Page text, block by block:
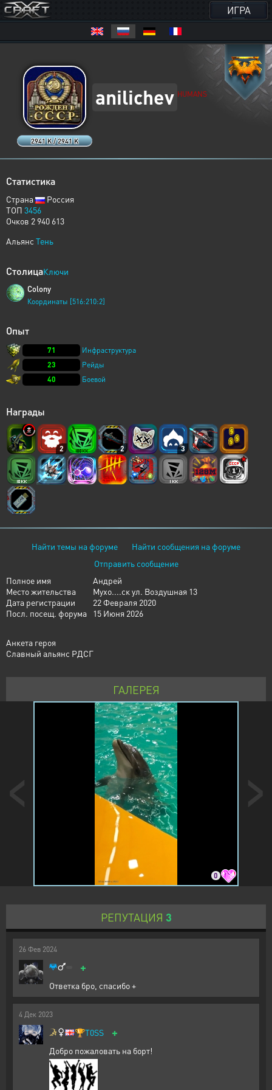
ИГРА
2941 K / 2941 K
anilichev HUMANS
Статистика
Страна
Россия
ТОП 3456
Очков 2 940 613
Альянс Тень
СтолицаКлючи
Colony
Координаты [516:210:2]
Опыт
71
Инфраструктура
23
Рейды
40
Боевой
Награды
2 2 3
Найти темы на форуме
Найти сообщения на форуме
Отправить сообщение
Полное имя
Андрей
Место жительства
Мухо....ск ул. Воздушная 13
Дата регистрации
22 Февраля 2020
Посл. посещ. форума
15 Июня 2026
Анкета героя
Славный альянс РДСГ
ГАЛЕРЕЯ
0
РЕПУТАЦИЯ 3
26 Фев 2024
+
Ответка бро, спасибо +
4 Дек 2023
🏆T0SS +
Добро пожаловать на борт!